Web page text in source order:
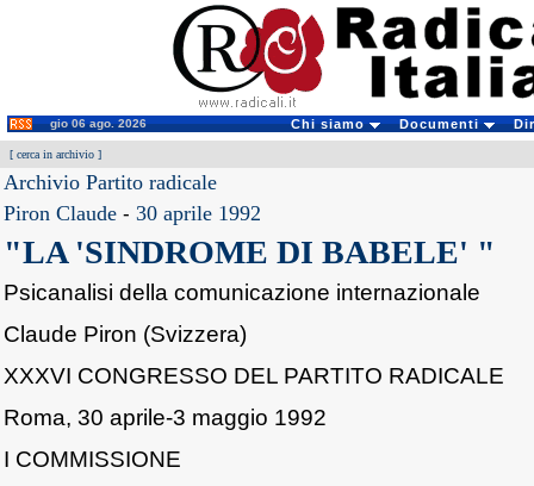
gio 06 ago. 2026 Chi siamo Documenti
[ cerca in archivio ]
Archivio Partito radicale
Piron Claude - 30 aprile 1992
"LA 'SINDROME DI BABELE' "
Psicanalisi della comunicazione internazionale
Claude Piron (Svizzera)
XXXVI CONGRESSO DEL PARTITO RADICALE
Roma, 30 aprile-3 maggio 1992
I COMMISSIONE